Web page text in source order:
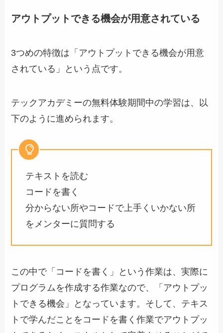
アウトプットできる機会が用意されている
3つめの特徴は「アウトプットできる機会が用意
されている」という点です。
テックアカデミーの無料体験期間中の学習は、以
下のように進められます。
テキストを読む
コードを書く
分からない所やコードで上手くいかない所
をメンターに質問する
この中で「コードを書く」という作業は、実際に
プログラムを作成する作業なので、「アウトプッ
トできる機会」となっています。そして、テキス
トで学んだことをコードを書く作業でアウトプッ